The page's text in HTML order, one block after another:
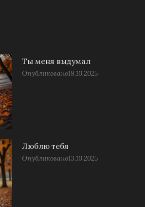
Ты меня выдумал
Опубликовано19.10.2025
Люблю тебя
Опубликовано13.10.2025